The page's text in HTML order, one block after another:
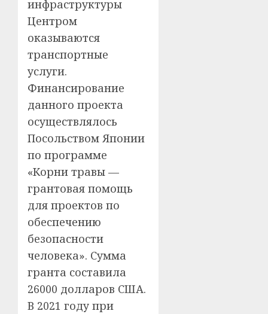
инфраструктуры
Центром
оказываются
транспортные
услуги.
Финансирование
данного проекта
осуществлялось
Посольством Японии
по программе
«Корни травы —
грантовая помощь
для проектов по
обеспечению
безопасности
человека». Сумма
гранта составила
26000 долларов США.
В 2021 году при